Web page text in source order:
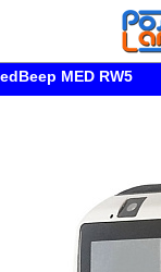
MED RW5